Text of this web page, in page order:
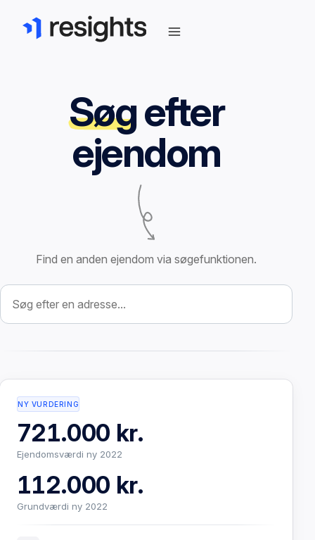
Søgefter
ejendom
Find en anden ejendom via søgefunktionen.
Søg efter ejendom
NY VURDERING
721.000 kr.
Ejendomsværdi ny 2022
112.000 kr.
Grundværdi ny 2022